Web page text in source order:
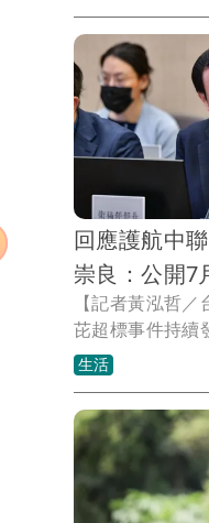
回應護航中
崇良：公開7
【記者黃泓哲
芘超標事件持續
理過程不夠透明
會通過提案，要
錄、影音及相關
示，相關錄音、
數送交檢調機關
疑，衛福部將公
了解當時決策
生活